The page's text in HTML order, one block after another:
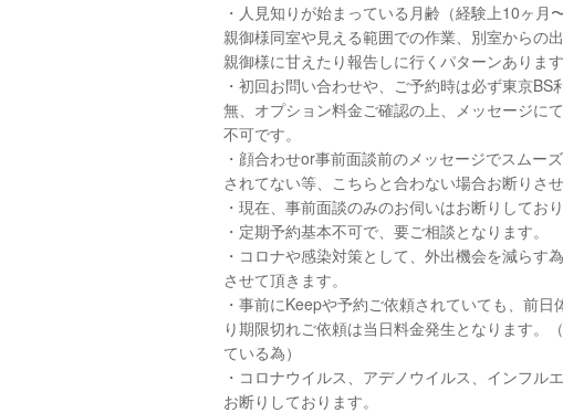
・人見知りが始まっている月齢（経験上10ヶ月
親御様同室や見える範囲での作業、別室からの
親御様に甘えたり報告しに行くパターンあります
・初回お問い合わせや、ご予約時は必ず東京
無、オプション料金ご確認の上、メッセージに
不可です。
・顔合わせor事前面談前のメッセージでスムー
されてない等、こちらと合わない場合お断りさせ
・現在、事前面談のみのお伺いはお断りしており
・定期予約基本不可で、要ご相談となります。
・コロナや感染対策として、外出機会を減らす
させて頂きます。
・事前にKeepや予約ご依頼されていても、前
り期限切れご依頼は当日料金発生となります。
ている為）
・コロナウイルス、アデノウイルス、インフル
お断りしております。